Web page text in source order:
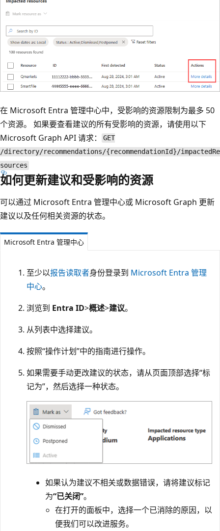
在 Microsoft Entra 管理中心中，受影响的资源限制为最多 50
个资源。 如果要查看建议的所有受影响的资源，请使用以下
Microsoft Graph API 请求：
GET
/directory/recommendations/{recommendationId}/impactedRe
sources
如何更新建议和受影响的资源
可以通过 Microsoft Entra 管理中心或 Microsoft Graph 更新
建议以及任何相关资源的状态。
Microsoft Entra 管理中心
至少以报告读取者身份登录到 Microsoft Entra 管理
中心。
浏览到 Entra ID>概述>建议。
从列表中选择建议。
按照“操作计划”中的指南进行操作。
如果需要手动更改建议的状态，请从页面顶部选择“标
记为”，然后选择一种状态。
如果认为建议不相关或数据错误，请将建议标记
为“已关闭”。
在打开的面板中，选择一个已消除的原因，以
便我们可以改进服务。